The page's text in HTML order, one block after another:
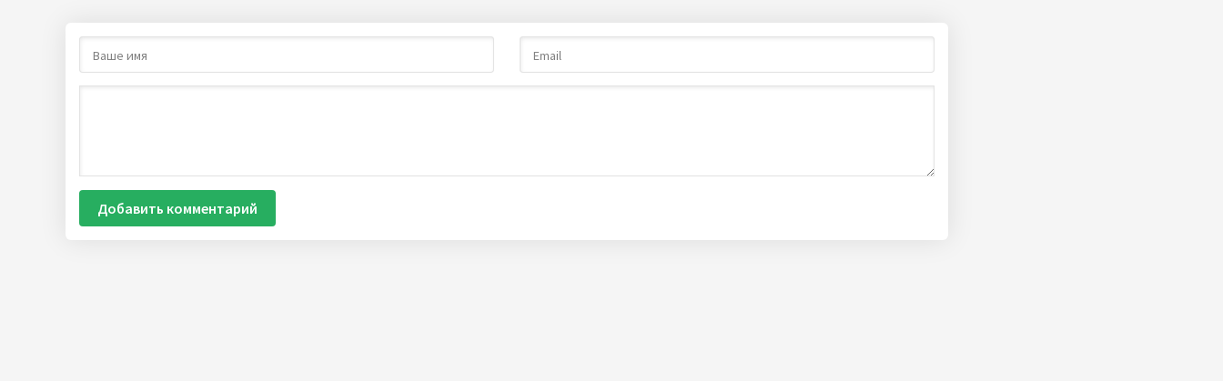
Добавить комментарий